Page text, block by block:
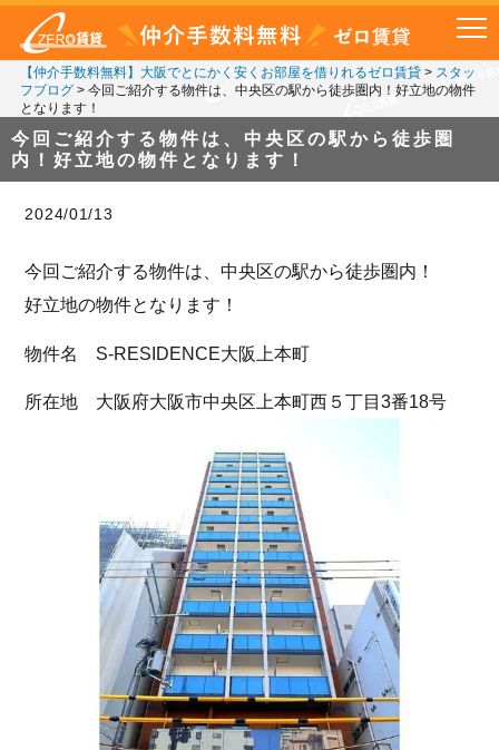
【仲介手数料無料】大阪でとにかく安くお部屋を借りれるゼロ賃貸> スタッ
フブログ> 今回ご紹介する物件は、中央区の駅から徒歩圏内！好立地の物件
となります！
今回ご紹介する物件は、中央区の駅から徒歩圏
内！好立地の物件となります！
2024/01/13
今回ご紹介する物件は、中央区の駅から徒歩圏内！
好立地の物件となります！
物件名 S-RESIDENCE大阪上本町
所在地 大阪府大阪市中央区上本町西５丁目3番18号